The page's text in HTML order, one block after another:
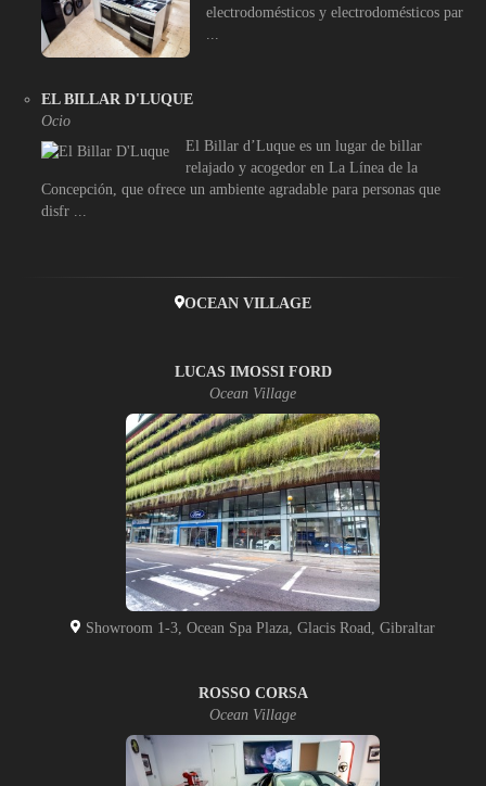
electrodomésticos y electrodomésticos par
EL BILLAR D'LUQUE
Ocio
El Billar d’Luque es un lugar de billar
relajado y acogedor en La Línea de la
Concepción, que ofrece un ambiente agradable para personas que
disfr ...
OCEAN VILLAGE
LUCAS IMOSSI FORD
Ocean Village
Showroom 1-3, Ocean Spa Plaza, Glacis Road, Gibraltar
ROSSO CORSA
Ocean Village